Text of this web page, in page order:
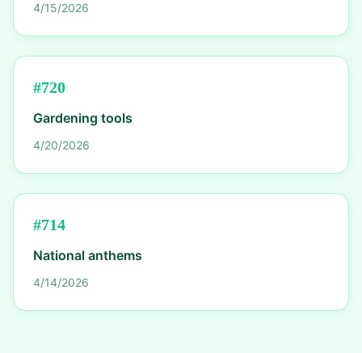
4/15/2026
#720
Gardening tools
4/20/2026
#714
National anthems
4/14/2026